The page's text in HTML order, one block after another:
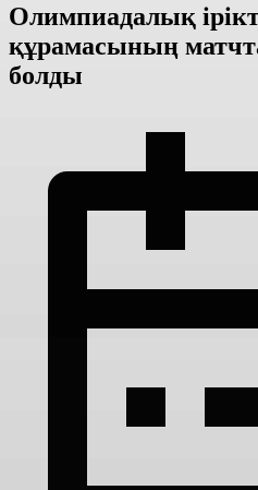
Олимпиадалық
құрамасының
болды